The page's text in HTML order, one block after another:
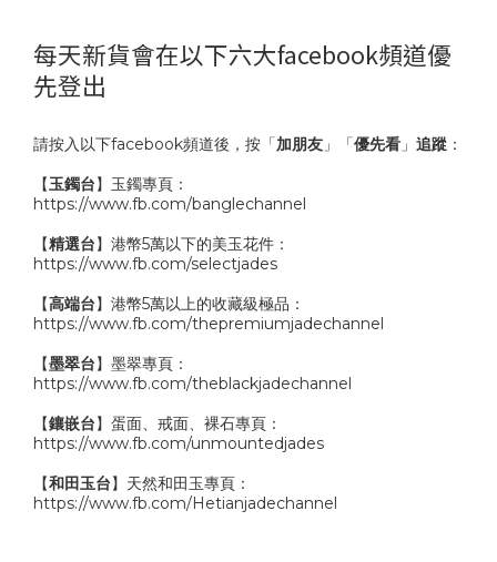
每天新貨會在以下六大facebook頻道優
先登出
請按入以下facebook頻道後，按「加朋友 」「優先看 」 追蹤 ：
【玉鐲台】玉鐲專頁：
https://www.fb.com/banglechannel
【精選台】港幣5萬以下的美玉花件：
https://www.fb.com/selectjades
【高端台】港幣5萬以上的收藏級極品：
https://www.fb.com/thepremiumjadechannel
【墨翠台】墨翠專頁：
https://www.fb.com/theblackjadechannel
【鑲嵌台】蛋面、戒面、裸石專頁：
https://www.fb.com/unmountedjades
【和田玉台】天然和田玉專頁：
https://www.fb.com/Hetianjadechannel